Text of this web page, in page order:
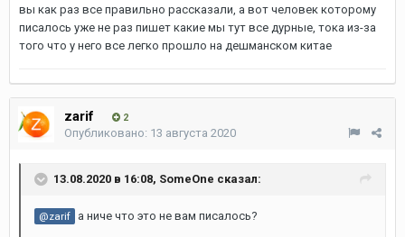
вы как раз все правильно рассказали, а вот человек которому
писалось уже не раз пишет какие мы тут все дурные, тока из-за
того что у него все легко прошло на дешманском китае
zarif 2
Опубликовано: 13 августа 2020
13.08.2020 в 16:08, SomeOne сказал:
@zarif а ниче что это не вам писалось?